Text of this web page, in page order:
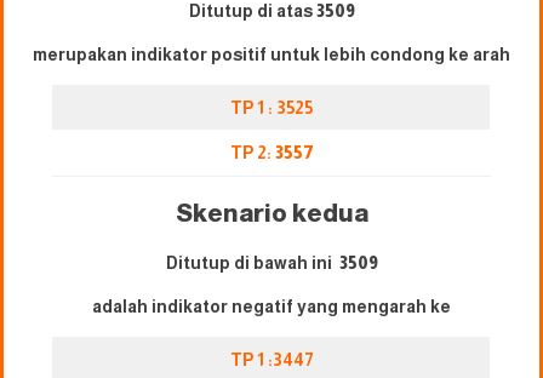
Ditutup di atas3509
merupakan indikator positif untuk lebih condong ke arah
TP 1 : 3525
TP 2: 3557
Skenario kedua
Ditutup di bawah ini 3509
adalah indikator negatif yang mengarah ke
TP 1 :3447